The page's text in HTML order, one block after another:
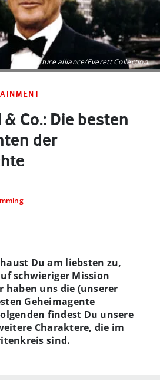
©picture alliance/Everett Collection
Co.: Die besten
der
Du am liebsten zu,
schwieriger Mission
haben uns die (unserer
Geheimagente
findest Du unsere
Charaktere, die im
sind.